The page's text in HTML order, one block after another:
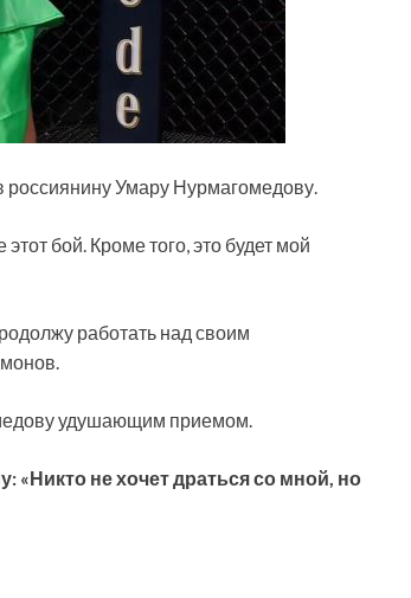
Умару Нурмагомедову.
бой. Кроме того, это будет мой
работать над своим
удушающим приемом.
не хочет драться со мной, но